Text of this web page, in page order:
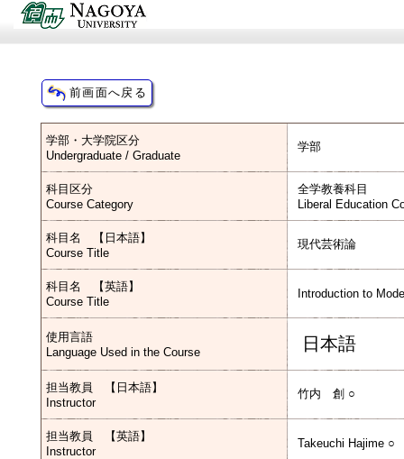
学部・大学院区分
Undergraduate / Graduate
学部
科目区分
Course Category
全学教養科目
Liberal Education
科目名 【日本語】
Course Title
現代芸術論
科目名 【英語】
Course Title
Introduction to
使用言語
Language Used in the Course
日本語
担当教員 【日本語】
Instructor
竹内 創 ○
担当教員 【英語】
Instructor
Takeuchi Hajime ○